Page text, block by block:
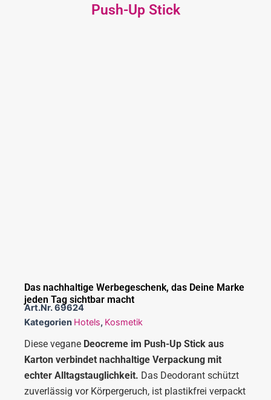
Push-Up Stick
Das nachhaltige Werbegeschenk, das Deine Marke
jeden Tag sichtbar macht
Art.Nr.69624
Kategorien Hotels, Kosmetik
Diese vegane Deocreme im Push-Up Stick aus
Karton verbindet nachhaltige Verpackung mit
echter Alltagstauglichkeit. Das Deodorant schützt
zuverlässig vor Körpergeruch, ist plastikfrei verpackt